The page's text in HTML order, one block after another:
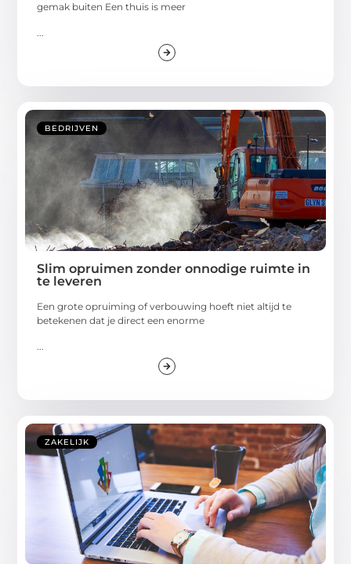
gemak buiten Een thuis is meer
BEDRIJVEN
Slim opruimen zonder onnodige ruimte in
te leveren
Een grote opruiming of verbouwing hoeft niet altijd te
betekenen dat je direct een enorme
ZAKELIJK